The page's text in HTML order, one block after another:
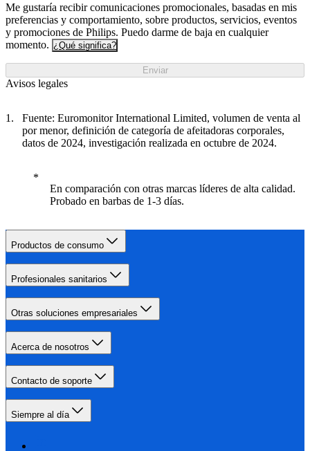
Me gustaría recibir comunicaciones promocionales, basadas en mis
preferencias y comportamiento, sobre productos, servicios, eventos
y promociones de Philips. Puedo darme de baja en cualquier
momento. ¿Qué significa?
Enviar
Avisos legales
Fuente: Euromonitor International Limited, volumen de venta al
por menor, definición de categoría de afeitadoras corporales,
datos de 2024, investigación realizada en octubre de 2024.
En comparación con otras marcas líderes de alta calidad.
Probado en barbas de 1-3 días.
Productos de consumo
Profesionales sanitarios
Otras soluciones empresariales
Acerca de nosotros
Contacto de soporte
Siempre al día